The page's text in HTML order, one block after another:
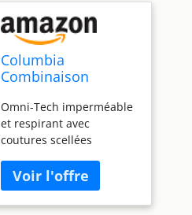
Columbia
Combinaison
Buga III Veste
isolante, Épicé/noir/
épicé, 24 mois
Omni-Tech imperméable
et respirant avec
coutures scellées
Outgrown (non
disponible en taille
nourrisson) Isolé, 150